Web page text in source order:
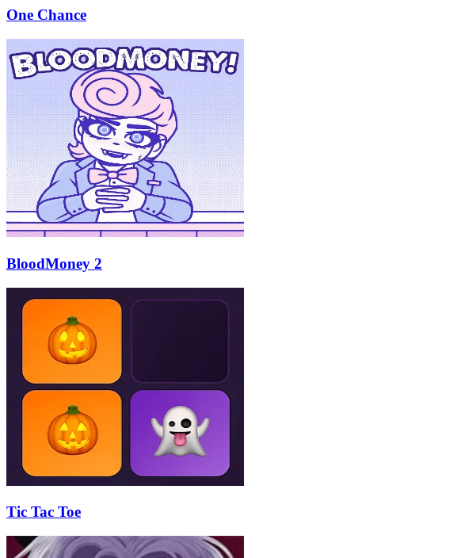
One Chance
BloodMoney 2
Tic Tac Toe